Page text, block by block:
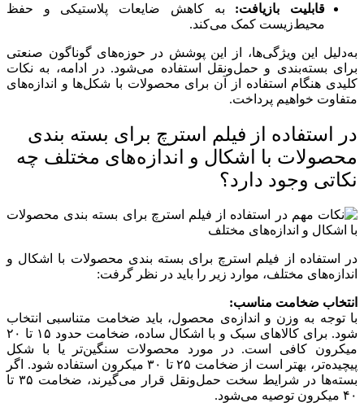
قابلیت بازیافت: به کاهش ضایعات پلاستیکی و حفظ
محیط‌زیست کمک می‌کند.
به‌دلیل این ویژگی‌ها، از این پوشش در حوزه‌های گوناگون صنعتی
برای بسته‌بندی و حمل‌ونقل استفاده می‌شود. در ادامه، به نکات
کلیدی هنگام استفاده از آن برای محصولات با شکل‌ها و اندازه‌های
متفاوت خواهیم پرداخت.
در استفاده از فیلم استرچ برای بسته بندی
محصولات با اشکال و اندازه‌های مختلف چه
نکاتی وجود دارد؟
در استفاده از فیلم استرچ برای بسته بندی محصولات با اشکال و
اندازه‌های مختلف، موارد زیر را باید در نظر گرفت:
انتخاب ضخامت مناسب:
با توجه به وزن و اندازه‌ی محصول، باید ضخامت متناسبی انتخاب
شود. برای کالاهای سبک و با اشکال ساده، ضخامت حدود ۱۵ تا ۲۰
میکرون کافی است. در مورد محصولات سنگین‌تر یا با شکل
پیچیده‌تر، بهتر است از ضخامت ۲۵ تا ۳۰ میکرون استفاده شود. اگر
بسته‌ها در شرایط سخت حمل‌ونقل قرار می‌گیرند، ضخامت ۳۵ تا
۴۰ میکرون توصیه می‌شود.